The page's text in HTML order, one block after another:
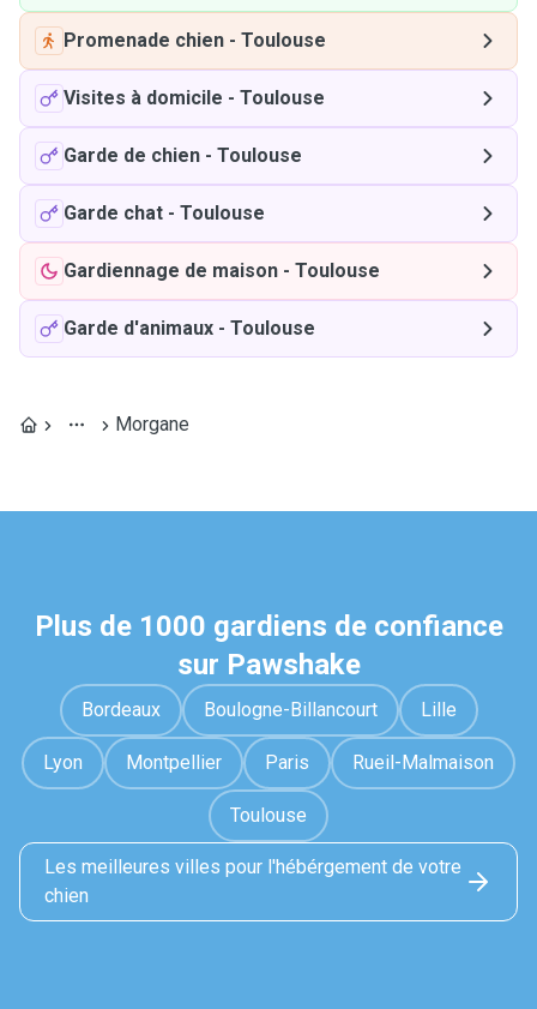
Promenade chien - Toulouse
Visites à domicile - Toulouse
Garde de chien - Toulouse
Garde chat - Toulouse
Gardiennage de maison - Toulouse
Garde d'animaux - Toulouse
Morgane
Plus de 1000 gardiens de confiance
sur Pawshake
Bordeaux Boulogne-Billancourt Lille
Lyon Montpellier Paris Rueil-Malmaison
Toulouse
Les meilleures villes pour l'hébérgement de votre
chien